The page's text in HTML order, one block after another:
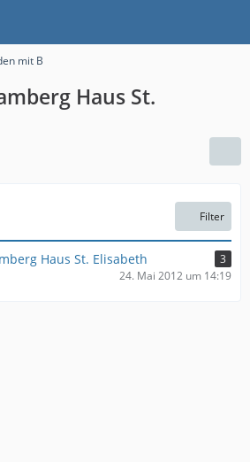
mit B
Haus St.
Filter
Haus St. Elisabeth
3
24. Mai 2012 um 14:19